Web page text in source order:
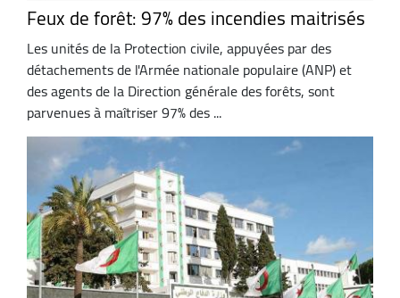
Feux de forêt: 97% des incendies maitrisés
Les unités de la Protection civile, appuyées par des
détachements de l'Armée nationale populaire (ANP) et
des agents de la Direction générale des forêts, sont
parvenues à maîtriser 97% des ...